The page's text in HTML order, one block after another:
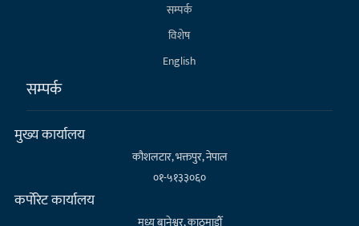
सम्पर्क
विशेष
English
सम्पर्क
मुख्य कार्यालय
कौशलटार, भक्तपुर, नेपाल
०१-५१३३०६०
कर्पाेरेट कार्यालय